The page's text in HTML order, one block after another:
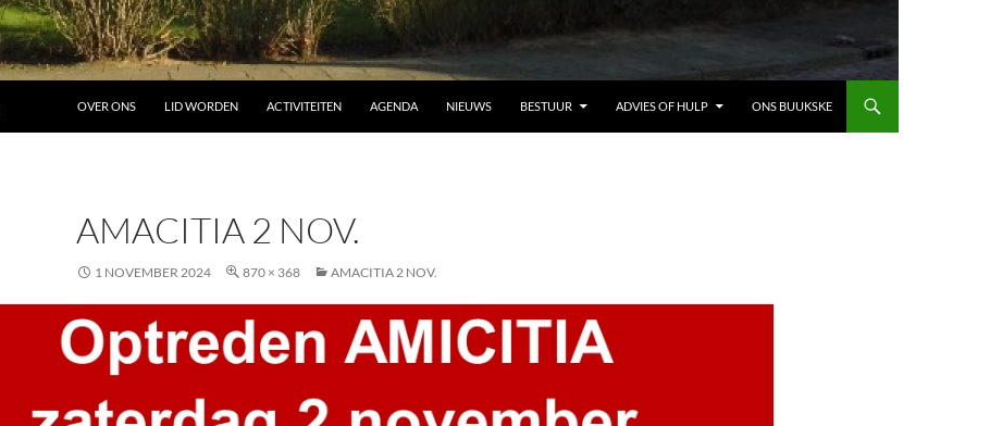
OVER ONS LID WORDEN ACTIVITEITEN AGENDA NIEUWS BESTUUR ADVIES OF HULP ONS BUUKSKE
AMACITIA 2 NOV.
1 NOVEMBER 2024 870 × 368 AMACITIA 2 NOV.